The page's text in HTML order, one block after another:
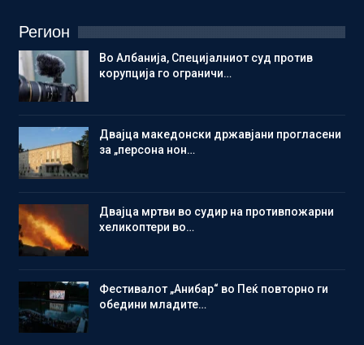
Регион
Во Албанија, Специјалниот суд против
корупција го ограничи…
Двајца македонски државјани прогласени
за „персона нон…
Двајца мртви во судир на противпожарни
хеликоптери во…
Фестивалот „Анибар“ во Пеќ повторно ги
обедини младите…